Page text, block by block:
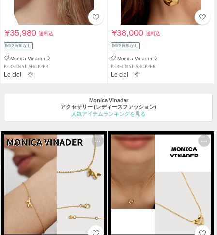
¥35,980送料込
関税負担なし
Monica Vinader
PERSONAL SHOPPER
Le ciel 空
¥38,000送料込
関税負担なし
Monica Vinader
PERSONAL SHOPPER
Le ciel 空
Monica Vinader
アクセサリー (レディースファッション)
人気アイテムランキングを見る